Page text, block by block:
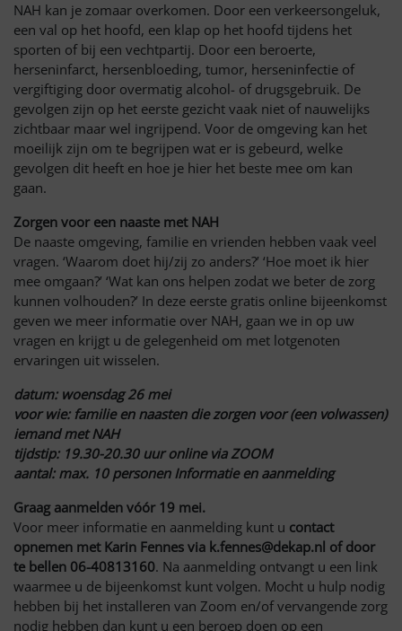
NAH kan je zomaar overkomen. Door een verkeersongeluk,
een val op het hoofd, een klap op het hoofd tijdens het
sporten of bij een vechtpartij. Door een beroerte,
herseninfarct, hersenbloeding, tumor, herseninfectie of
vergiftiging door overmatig alcohol- of drugsgebruik. De
gevolgen zijn op het eerste gezicht vaak niet of nauwelijks
zichtbaar maar wel ingrijpend. Voor de omgeving kan het
moeilijk zijn om te begrijpen wat er is gebeurd, welke
gevolgen dit heeft en hoe je hier het beste mee om kan
gaan.
Zorgen voor een naaste met NAH
De naaste omgeving, familie en vrienden hebben vaak veel
vragen. ‘Waarom doet hij/zij zo anders?’ ‘Hoe moet ik hier
mee omgaan?’ ‘Wat kan ons helpen zodat we beter de zorg
kunnen volhouden?’ In deze eerste gratis online bijeenkomst
geven we meer informatie over NAH, gaan we in op uw
vragen en krijgt u de gelegenheid om met lotgenoten
ervaringen uit wisselen.
datum: woensdag 26 mei
voor wie: familie en naasten die zorgen voor (een volwassen)
iemand met NAH
tijdstip: 19.30-20.30 uur online via ZOOM
aantal: max. 10 personen Informatie en aanmelding
Graag aanmelden vóór 19 mei.
Voor meer informatie en aanmelding kunt u contact
opnemen met Karin Fennes via k.fennes@dekap.nl of door
te bellen 06-40813160. Na aanmelding ontvangt u een link
waarmee u de bijeenkomst kunt volgen. Mocht u hulp nodig
hebben bij het installeren van Zoom en/of vervangende zorg
nodig hebben dan kunt u een beroep doen op een